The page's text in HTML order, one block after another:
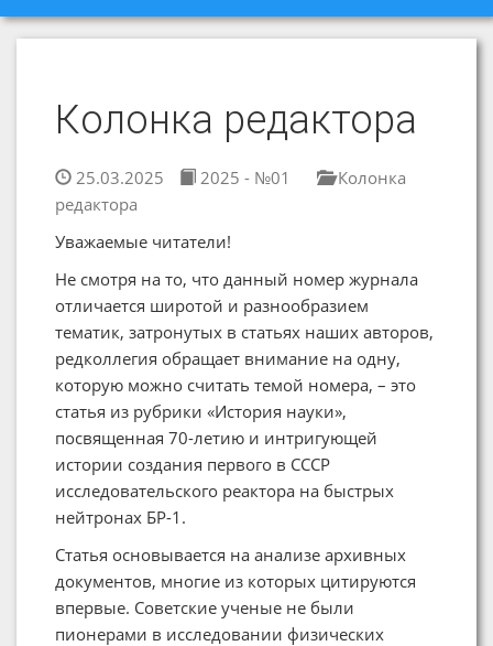
Колонка редактора
25.03.2025 2025 - №01
Колонка
редактора
Уважаемые читатели!
Не смотря на то, что данный номер журнала
отличается широтой и разнообразием
тематик, затронутых в статьях наших авторов,
редколлегия обращает внимание на одну,
которую можно считать темой номера, – это
статья из рубрики «История науки»,
посвященная 70-летию и интригующей
истории создания первого в СССР
исследовательского реактора на быстрых
нейтронах БР-1.
Статья основывается на анализе архивных
документов, многие из которых цитируются
впервые. Советские ученые не были
пионерами в исследовании физических